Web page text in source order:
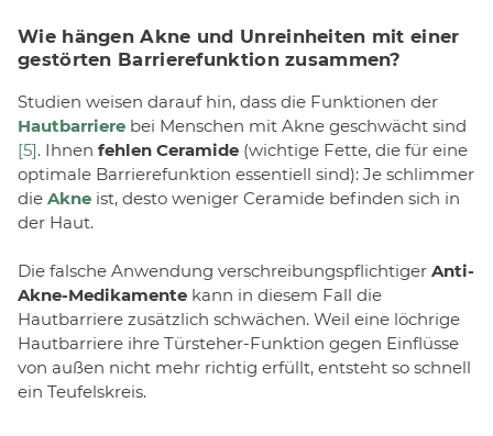
Wie hängen Akne und Unreinheiten mit einer
gestörten Barrierefunktion zusammen?
Studien weisen darauf hin, dass die Funktionen der
Hautbarriere bei Menschen mit Akne geschwächt sind
[5]. Ihnen fehlen Ceramide (wichtige Fette, die für eine
optimale Barrierefunktion essentiell sind): Je schlimmer
die Akne ist, desto weniger Ceramide befinden sich in
der Haut.
Die falsche Anwendung verschreibungspflichtiger Anti-
Akne-Medikamente kann in diesem Fall die
Hautbarriere zusätzlich schwächen. Weil eine löchrige
Hautbarriere ihre Türsteher-Funktion gegen Einflüsse
von außen nicht mehr richtig erfüllt, entsteht so schnell
ein Teufelskreis.